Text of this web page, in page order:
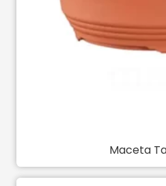
Maceta